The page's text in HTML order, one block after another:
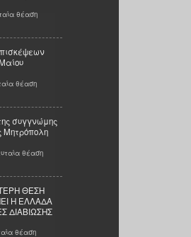
θέαση
θέαση
συγγνώμης
Μητρόπολη
θέαση
ΘΕΣΗ
Η ΕΛΛΑΔΑ
ΔΙΑΒΙΩΣΗΣ
θέαση